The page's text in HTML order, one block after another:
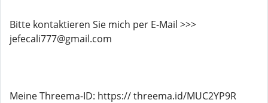
Bitte kontaktieren Sie mich per E-Mail >>>
jefecali777@gmail.com
Meine Threema-ID: https:// threema.id/MUC2YP9R